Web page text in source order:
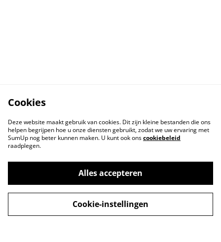
Cookies
Deze website maakt gebruik van cookies. Dit zijn kleine bestanden die ons
helpen begrijpen hoe u onze diensten gebruikt, zodat we uw ervaring met
SumUp nog beter kunnen maken. U kunt ook onscookiebeleid
raadplegen.
Alles accepteren
Cookie-instellingen